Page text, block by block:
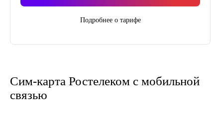
Подробнее о тарифе
Сим-карта Ростелеком с мобильной
связью